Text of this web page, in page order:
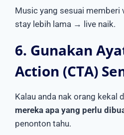
Music yang sesuai
stay lebih lama → live naik.
6. Gunakan
Action (CTA)
Kalau anda nak orang kekal
mereka apa yang perlu
penonton tahu.